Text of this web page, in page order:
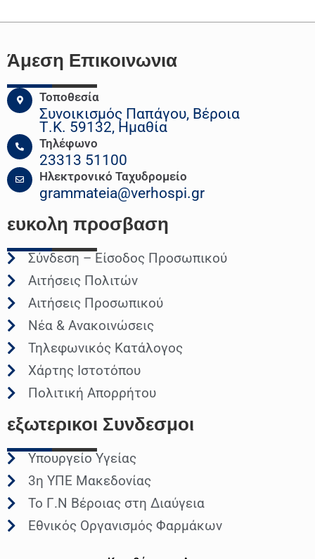
Άμεση Επικοινωνια
Τοποθεσία
Συνοικισμός Παπάγου, Βέροια
Τ.Κ. 59132, Ημαθία
Τηλέφωνο
23313 51100
Ηλεκτρονικό Ταχυδρομείο
grammateia@verhospi.gr
ευκολη προσβαση
Σύνδεση – Είσοδος Προσωπικού
Αιτήσεις Πολιτών
Αιτήσεις Προσωπικού
Νέα & Ανακοινώσεις
Τηλεφωνικός Κατάλογος
Χάρτης Ιστοτόπου
Πολιτική Απορρήτου
εξωτερικοι Συνδεσμοι
Υπουργείο Υγείας
3η ΥΠΕ Μακεδονίας
Το Γ.Ν Βέροιας στη Διαύγεια
Εθνικός Οργανισμός Φαρμάκων